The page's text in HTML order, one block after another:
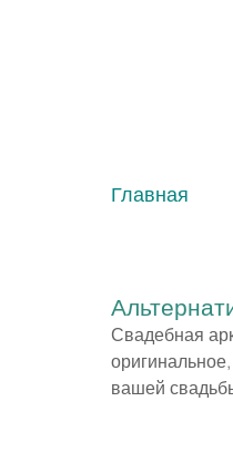
Главная
Свадебная
вашей